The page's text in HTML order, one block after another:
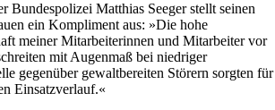
Bundespolizei Matthias Seeger stellt seinen
ein Kompliment aus: »Die hohe
meiner Mitarbeiterinnen und Mitarbeiter vor
mit Augenmaß bei niedriger
gegenüber gewaltbereiten Störern sorgten für
Einsatzverlauf.«